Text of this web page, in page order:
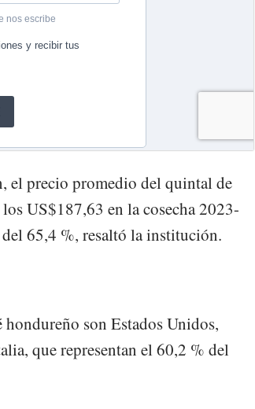
el precio promedio del quintal de
US$187,63 en la cosecha 2023-
65,4 %, resaltó la institución.
son Estados Unidos,
que representan el 60,2 % del